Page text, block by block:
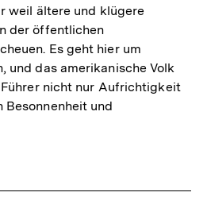
weil ältere und klügere
der öffentlichen
Es geht hier um
und das amerikanische Volk
nicht nur Aufrichtigkeit
Besonnenheit und